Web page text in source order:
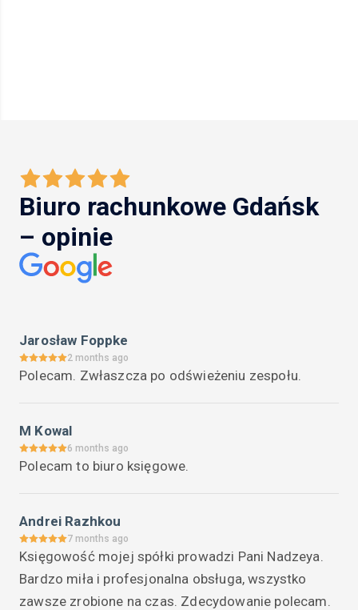
Biuro rachunkowe Gdańsk
– opinie
Jarosław Foppke
2 months ago
Polecam. Zwłaszcza po odświeżeniu zespołu.
M Kowal
6 months ago
Polecam to biuro księgowe.
Andrei Razhkou
7 months ago
Księgowość mojej spółki prowadzi Pani Nadzeya.
Bardzo miła i profesjonalna obsługa, wszystko
zawsze zrobione na czas. Zdecydowanie polecam.